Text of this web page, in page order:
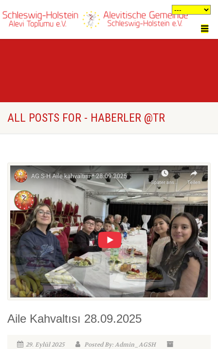
ALL POSTS FOR - HABERLER @TR
Aile Kahvaltısı 28.09.2025
29. Eylül 2025 Posted By: Admin_AGSH